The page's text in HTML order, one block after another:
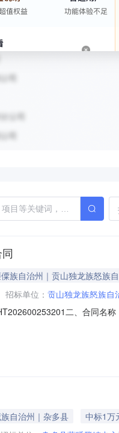
族自治州｜贡山独龙族怒族
招标单位： 贡山独龙族怒族自
二、合同名
自治州贡山独龙族怒族自治
自治州｜杂多县
中标1万